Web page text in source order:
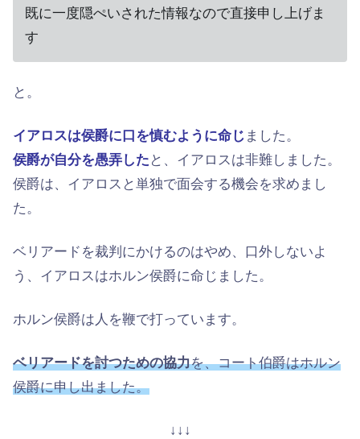
既に一度隠ぺいされた情報なので直接申し上げま
す
と。
イアロスは侯爵に口を慎むように命じ ました。
侯爵が自分を愚弄した と、イアロスは非難しました。
侯爵は、イアロスと単独で面会する機会を求めまし
た。
ベリアードを裁判にかけるのはやめ、口外しないよ
う、イアロスはホルン侯爵に命じました。
ホルン侯爵は人を鞭で打っています。
ベリアードを討つための協力を、コート伯爵はホルン
侯爵に申し出ました。
↓↓↓